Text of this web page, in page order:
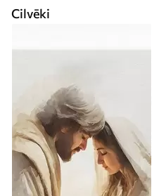
Cilvēki